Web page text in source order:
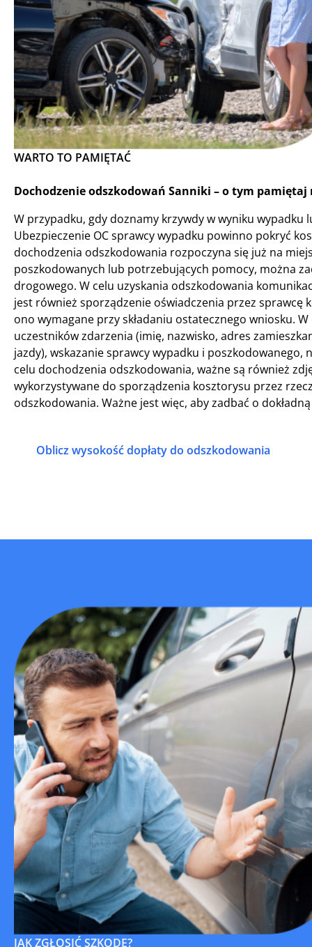
WARTO TO PAMIĘTAĆ
Dochodzenie odszkodowań Sanniki – o tym
W przypadku, gdy doznamy krzywdy w wyniku
Ubezpieczenie OC sprawcy wypadku powinno pokryć
dochodzenia odszkodowania rozpoczyna się już na
poszkodowanych lub potrzebujących pomocy, można
drogowego. W celu uzyskania odszkodowania
jest również sporządzenie oświadczenia przez
ono wymagane przy składaniu ostatecznego wniosku.
uczestników zdarzenia (imię, nazwisko, adres
jazdy), wskazanie sprawcy wypadku i poszkodowanego,
celu dochodzenia odszkodowania, ważne są również
wykorzystywane do sporządzenia kosztorysu przez
odszkodowania. Ważne jest więc, aby zadbać o
Oblicz wysokość dopłaty do odszkodowania
JAK ZGŁOSIĆ SZKODĘ?